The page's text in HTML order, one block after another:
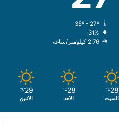
31%
2.76 كيلومتر/ساعة
28
℃
السبت
28
℃
الأحد
29
℃
الأثنين